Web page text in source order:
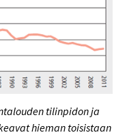
tilinpidon ja
hieman toisistaan